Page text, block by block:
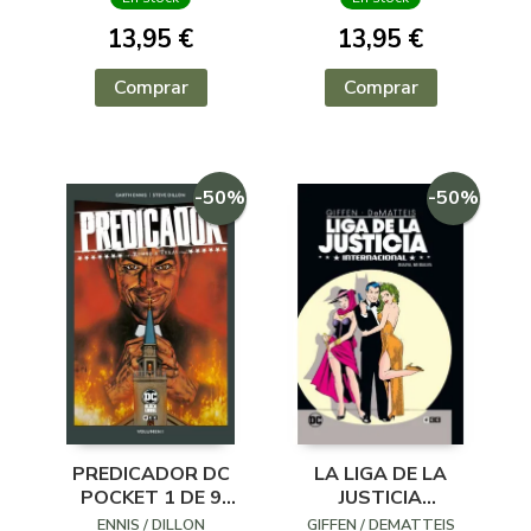
13,95 €
Comprar
13,95 €
Comprar
-50%
PREDICADOR DC
POCKET 1 DE 9
RUMBO A TEXAS
ENNIS / DILLON
-50%
LA LIGA DE LA
JUSTICIA
INTERNACIONAL 2
GIFFEN / DEMATTEIS